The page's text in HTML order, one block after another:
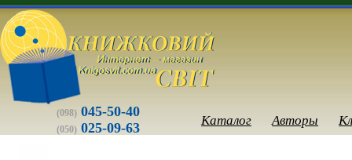
(098) 045-50-40
(050) 025-09-63 Каталог Авторы